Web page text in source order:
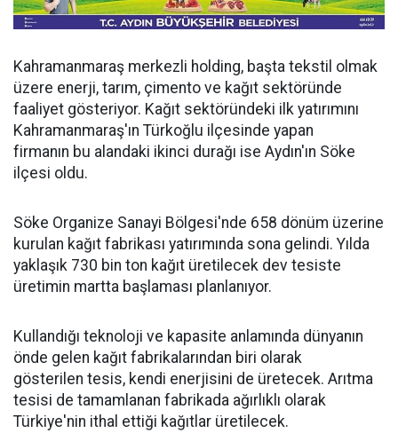
Kahramanmaraş merkezli holding, başta tekstil olmak
üzere enerji, tarım, çimento ve kağıt sektöründe
faaliyet gösteriyor. Kağıt sektöründeki ilk yatırımını
Kahramanmaraş'ın Türkoğlu ilçesinde yapan
firmanın bu alandaki ikinci durağı ise Aydın'ın Söke
ilçesi oldu.
Söke Organize Sanayi Bölgesi'nde 658 dönüm üzerine
kurulan kağıt fabrikası yatırımında sona gelindi. Yılda
yaklaşık 730 bin ton kağıt üretilecek dev tesiste
üretimin martta başlaması planlanıyor.
Kullandığı teknoloji ve kapasite anlamında dünyanın
önde gelen kağıt fabrikalarından biri olarak
gösterilen tesis, kendi enerjisini de üretecek. Arıtma
tesisi de tamamlanan fabrikada ağırlıklı olarak
Türkiye'nin ithal ettiği kağıtlar üretilecek.